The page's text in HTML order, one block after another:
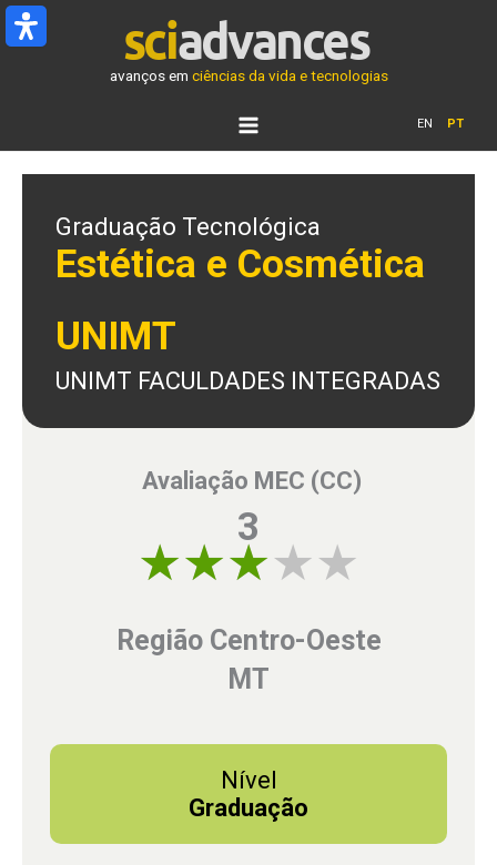
Ir
para
avanços em ciências da vida e tecnologias
EN PT
Graduação Tecnológica
Estética e Cosmética
UNIMT
UNIMT FACULDADES INTEGRADAS
Avaliação MEC (CC)
3
Região Centro-Oeste
MT
Nível
Graduação